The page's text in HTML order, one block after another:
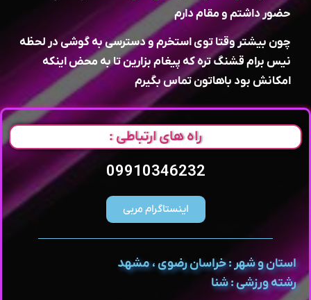
حضور داشتم و مقام دارم
چون بیشتر وقتا توی استخرم و دسترسی به گوشی در لحظه
نیس برام قشنگ تره که پیغام بزارین تا به محض اینکه
امکانش بود باهاتون تماس بگیرم
راه های ارتباطی :
09910346232
اینستاگرام مربی
استان و شهر : خراسان رضوی ، مشهد
رشته ورزشی : شنا